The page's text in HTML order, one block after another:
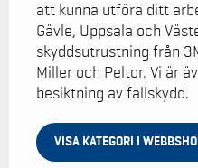
att kunna utföra ditt
Gävle, Uppsala och
skyddsutrustning från
Miller och Peltor. Vi är
besiktning av fallskydd.
VISA KATEGORI I